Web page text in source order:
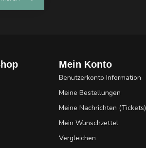
Mein Konto
Benutzerkonto Information
Meine Bestellungen
Meine Nachrichten (Tickets)
Mein Wunschzettel
Vergleichen